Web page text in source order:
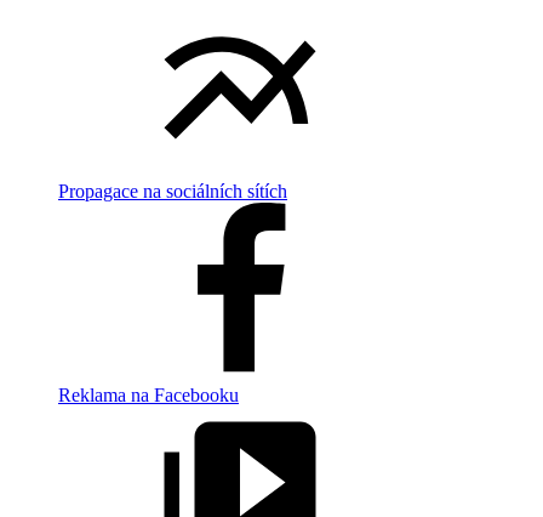
Propagace na sociálních sítích
Reklama na Facebooku